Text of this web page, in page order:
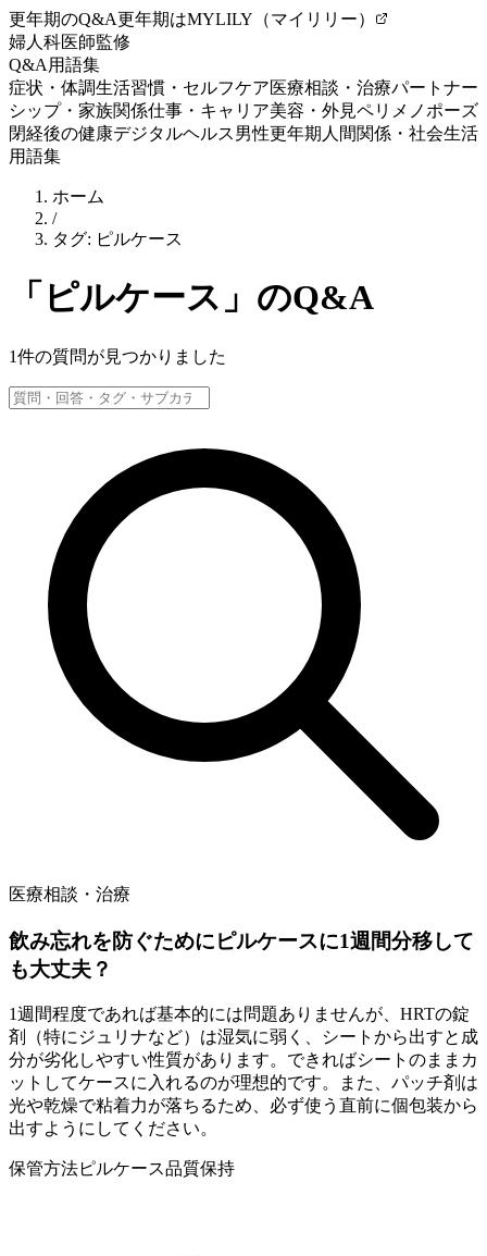
更年期のQ&A更年期はMYLILY（マイリリー）
婦人科医師監修
Q&A 用語集
症状・体調生活習慣・セルフケア医療相談・治療パートナー
シップ・家族関係仕事・キャリア美容・外見ペリメノポーズ
閉経後の健康デジタルヘルス男性更年期 人間関係・社会生活
用語集
ホーム
/
タグ: ピルケース
「 ピルケース 」のQ&A
1件の質問が見つかりました
医療相談・治療
飲み忘れを防ぐためにピルケースに1週間分移して
も大丈夫？
1週間程度であれば基本的には問題ありませんが、HRTの錠
剤（特にジュリナなど）は湿気に弱く、シートから出すと成
分が劣化しやすい性質があります。できればシートのままカ
ットしてケースに入れるのが理想的です。また、パッチ剤は
光や乾燥で粘着力が落ちるため、必ず使う直前に個包装から
出すようにしてください。
保管方法ピルケース品質保持